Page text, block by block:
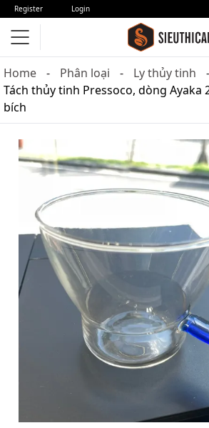
Register Login
Home Phân loại
Ly thủy tinh
Tách thủy tinh Pressoco, dòng Ayaka
bích